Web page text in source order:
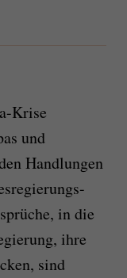
Krise
und
Handlungen
in die
ihre
sind